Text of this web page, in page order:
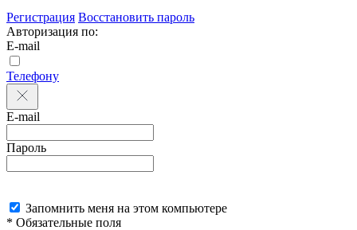
Регистрация Восстановить пароль
Авторизация по:
E-mail
Телефону
E-mail
Пароль
Запомнить меня на этом компьютере
* Обязательные поля